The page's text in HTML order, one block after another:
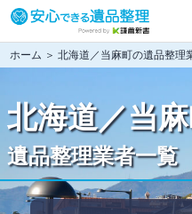
ホーム ＞ 北海道／当麻町の遺品整理
北海道／当
遺品整理業者一覧